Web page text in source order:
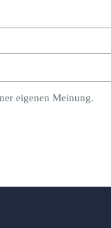
eigenen Meinung.